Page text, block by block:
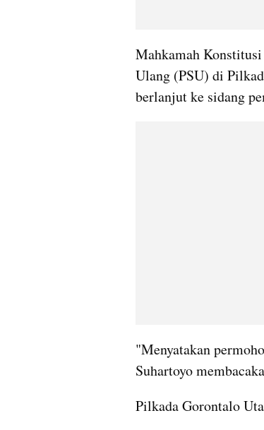
Mahkamah
Ulang (PSU) di
berlanjut ke sidang
"Menyatakan
Suhartoyo
Pilkada Gorontalo